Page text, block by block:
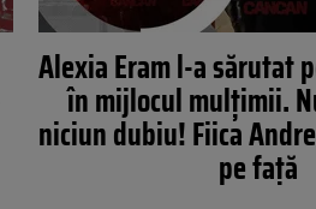
Alexia Eram l-a sărutat
în mijlocul mulţimii.
niciun dubiu! Fiica
pe față